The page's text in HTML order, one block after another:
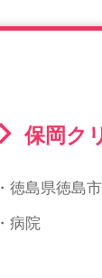
保岡ク
・徳島県徳島
・病院